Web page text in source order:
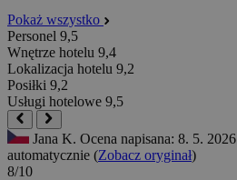
Pokaż wszystko
Personel 9,5
Wnętrze hotelu 9,4
Lokalizacja hotelu 9,2
Posiłki 9,2
Usługi hotelowe 9,5
Jana K. Ocena napisana: 8. 5. 2026
automatycznie (Zobacz oryginał)
8/10